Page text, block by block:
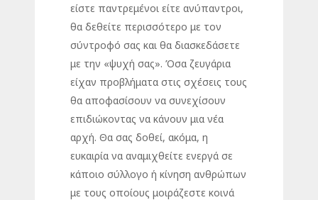
είστε παντρεμένοι είτε ανύπαντροι,
θα δεθείτε περισσότερο με τον
σύντροφό σας και θα διασκεδάσετε
με την «ψυχή σας». Όσα ζευγάρια
είχαν προβλήματα στις σχέσεις τους
θα αποφασίσουν να συνεχίσουν
επιδιώκοντας να κάνουν μια νέα
αρχή. Θα σας δοθεί, ακόμα, η
ευκαιρία να αναμιχθείτε ενεργά σε
κάποιο σύλλογο ή κίνηση ανθρώπων
με τους οποίους μοιράζεστε κοινά